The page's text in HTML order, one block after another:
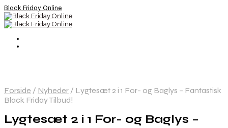
Black Friday Online
Forside / Nyheder / Lygtesæt 2 i 1 For- og Baglys – Fantastisk
Black Friday Tilbud!
Lygtesæt 2 i 1 For- og Baglys –